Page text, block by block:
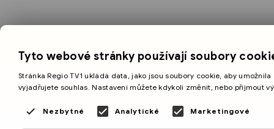
Tyto webové stránky používají soubory
Stránka Regio TV1 ukládá data, jako jsou soubory cookie, aby
vyjadřujete souhlas. Nastavení můžete kdykoli změnit, nebo přijmout
Nezbytné Analytické Marketingové